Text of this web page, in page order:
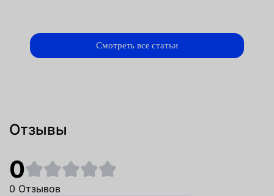
Смотреть все статьи
Отзывы
0
0 Отзывов